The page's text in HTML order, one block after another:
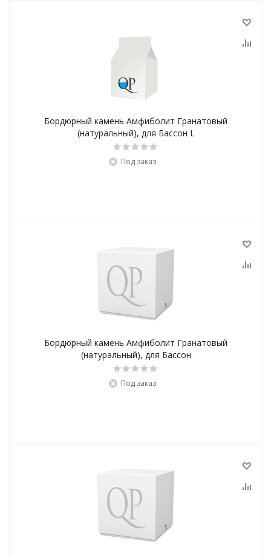
Бордюрный камень Амфиболит Гранатовый
(натуральный), для Бассон L
Под заказ
Бордюрный камень Амфиболит Гранатовый
(натуральный), для Бассон
Под заказ